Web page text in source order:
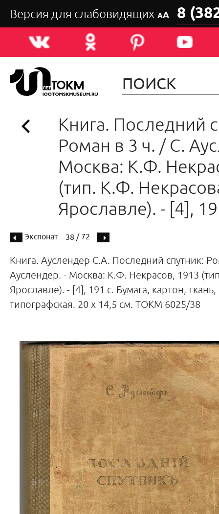
Версия для слабовидящих АА 8
Книга. Последний
Роман в 3 ч. / С.
Москва: К.Ф.
(тип. К.Ф.
Ярославле). - [4],
Экспонат 38 / 72
Книга. Ауслендер С.А. Последний спутник:
Ауслендер. - Москва: К.Ф. Некрасов, 1913
Ярославле). - [4], 191 с. Бумага, картон, ткань,
типографская. 20 х 14,5 см. ТОКМ 6025/38